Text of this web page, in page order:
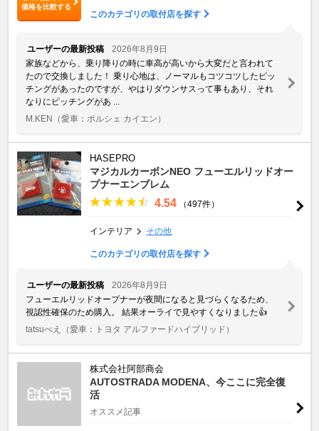
価格を比較する
このカテゴリの取付店を探す
ユーザーの最新投稿
2026年8月9日
家族などから、乗り降りの時に車高が高いから大変だと言われて
たので交換しました！ 乗り心地は、ノーマルもコツコツしたピッ
チングがあったのですが、やはりダウンサスって事もあり、それ
なりにピッチングがあ ...
M.KEN （愛車：ポルシェ カイエン）
HASEPRO
マジカルカーボンNEO フューエルリッドオー
プナーエンブレム
4.54 （497件）
インテリア その他
このカテゴリの取付店を探す
ユーザーの最新投稿
2026年8月9日
フューエルリッドオープナーが夜間になると見づらくなるため、
視認性確保のため購入。 結果オーライで見やすくなりました👍
tatsuべえ
（愛車：トヨタ アルファードハイブリッド）
株式会社阿部商会
AUTOSTRADA MODENA、今ここに完全復
活
オススメ記事